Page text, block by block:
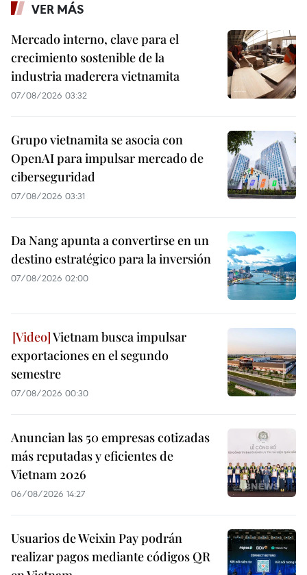
VER MÁS
Mercado interno, clave para el
crecimiento sostenible de la
industria maderera vietnamita
07/08/2026 03:32
Grupo vietnamita se asocia con
OpenAI para impulsar mercado de
ciberseguridad
07/08/2026 03:31
Da Nang apunta a convertirse en un
destino estratégico para la inversión
07/08/2026 02:00
Vietnam busca impulsar
exportaciones en el segundo
semestre
07/08/2026 00:30
Anuncian las 50 empresas cotizadas
más reputadas y eficientes de
Vietnam 2026
06/08/2026 14:27
Usuarios de Weixin Pay podrán
realizar pagos mediante códigos QR